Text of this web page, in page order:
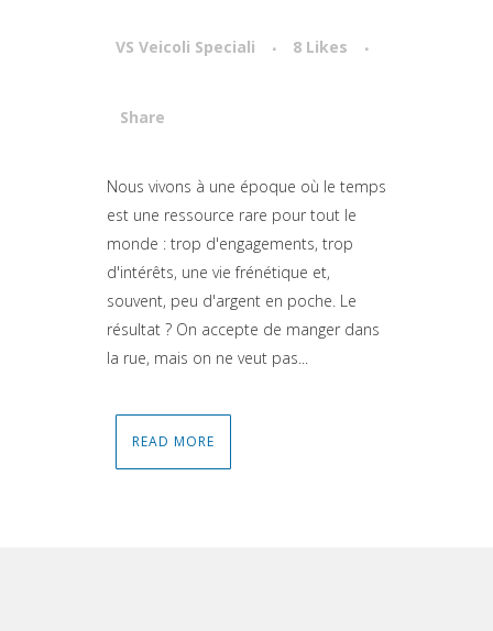
VS Veicoli Speciali 8 Likes
Share
Attiva comando
Nous vivons à une époque où le temps
est une ressource rare pour tout le
monde : trop d'engagements, trop
d'intérêts, une vie frénétique et,
souvent, peu d'argent en poche. Le
résultat ? On accepte de manger dans
la rue, mais on ne veut pas...
READ MORE